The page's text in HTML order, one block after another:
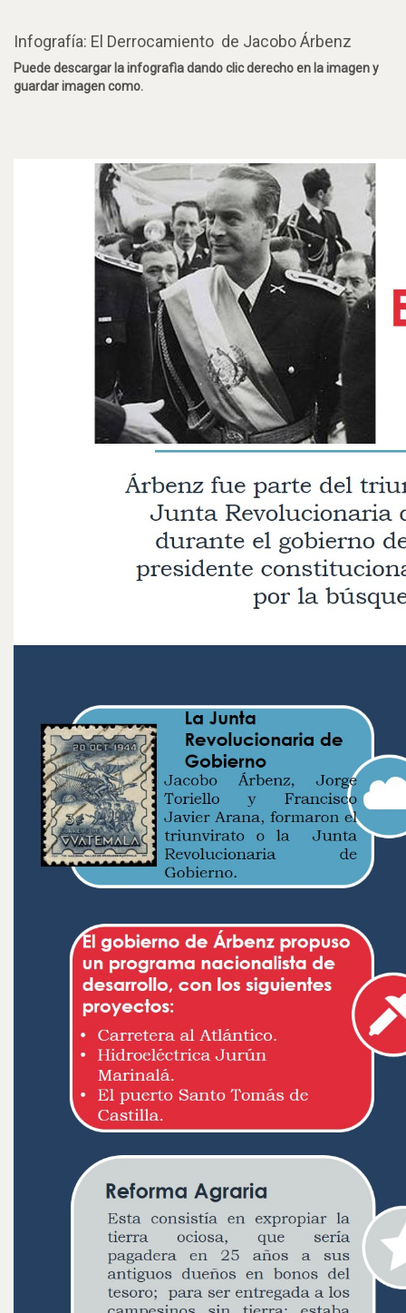
Infografía: El Derrocamiento de Jacobo Árbenz
Puede descargar la infografìa dando clic derecho en la imagen y
guardar imagen como.